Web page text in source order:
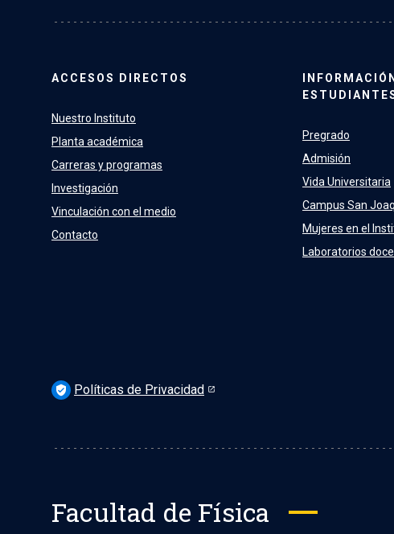
ACCESOS DIRECTOS
Nuestro Instituto
Planta académica
Carreras y programas
Investigación
Vinculación con el medio
Contacto
Pregrado
Admisión
Vida Universitaria
Campus San
Mujeres en el
Laboratorios
verified_user Políticas de Privacidad
Facultad de Física